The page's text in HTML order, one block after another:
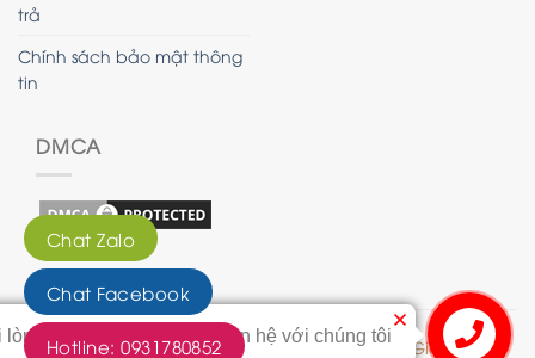
trả
Chính sách bảo mật thông
tin
DMCA
© 2020 - Bản quyền của Tranh Hoàng Gia
Chat Zalo
Chat Facebook
Hotline: 0931780852
lòng bấm vào nút này để liên hệ với chúng tôi